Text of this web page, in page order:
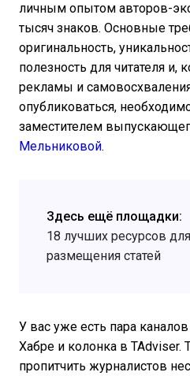
личным опытом авторов-
тысяч знаков. Основные
оригинальность,
полезность для читателя и,
рекламы и
опубликоваться,
заместителем
Мельниковой.
Здесь ещё площадки:
18 лучших ресурсов
размещения статей
У вас уже есть пара
Хабре и колонка в TAdviser.
пропитчить журналистов